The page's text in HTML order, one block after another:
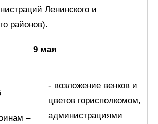
Ленинского и
районов).
9 мая
–
- возложение венков и
цветов горисполкомом,
администрациями